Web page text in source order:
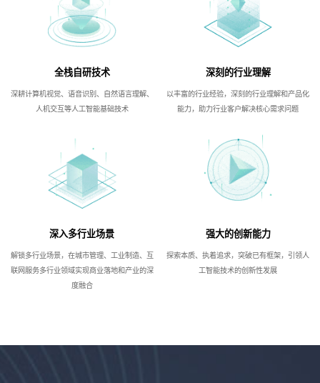
全栈自研技术
深耕计算机视觉、语音识别、自然语言理解、
人机交互等人工智能基础技术
深刻的行业理解
以丰富的行业经验，深刻的行业理解和产品化
能力，助力行业客户解决核心需求问题
深入多行业场景
解锁多行业场景，在城市管理、工业制造、互
联网服务多行业领域实现商业落地和产业的深
度融合
强大的创新能力
探索本质、执着追求，突破已有框架，引领人
工智能技术的创新性发展